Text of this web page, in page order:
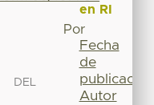
DEL
en RI
Por
Fecha
de
publicación
Autor